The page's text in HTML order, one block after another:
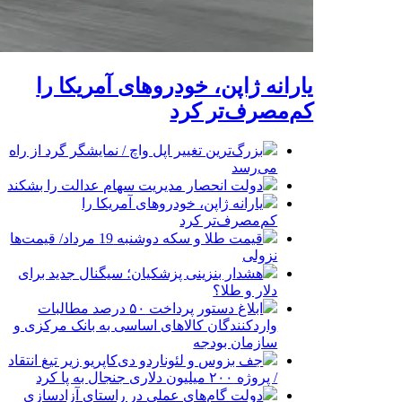
یارانه ژاپن، خودروهای آمریکا را
کم‌مصرف‌تر کرد
بزرگ‌ترین تغییر اپل واچ / نمایشگر گرد از راه
می‌رسد
دولت انحصار مدیریت سهام عدالت را بشکند
یارانه ژاپن، خودروهای آمریکا را
کم‌مصرف‌تر کرد
قیمت طلا و سکه دوشنبه 19 مرداد/ قیمت‌ها
نزولی
هشدار بنزینی پزشکیان؛ سیگنال جدید برای
دلار و طلا؟
ابلاغ دستور پرداخت ۵۰ درصد مطالبات
واردکنندگان کالاهای اساسی به بانک مرکزی و
سازمان بودجه
جف بزوس و لئوناردو دی‌کاپریو زیر تیغ انتقاد
/ پروژه ۲۰۰ میلیون دلاری جنجال به پا کرد
دولت گام‌های عملی در راستای آزادسازی